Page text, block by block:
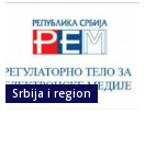
Srbija i region